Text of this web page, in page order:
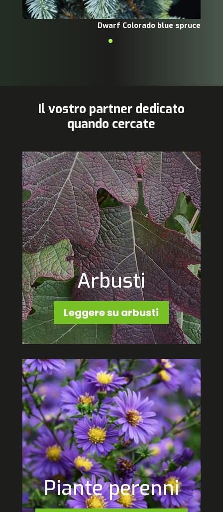
Dwarf Colorado blue spruce
Il vostro partner dedicato
quando cercate
Arbusti
Leggere su arbusti
Piante perenni